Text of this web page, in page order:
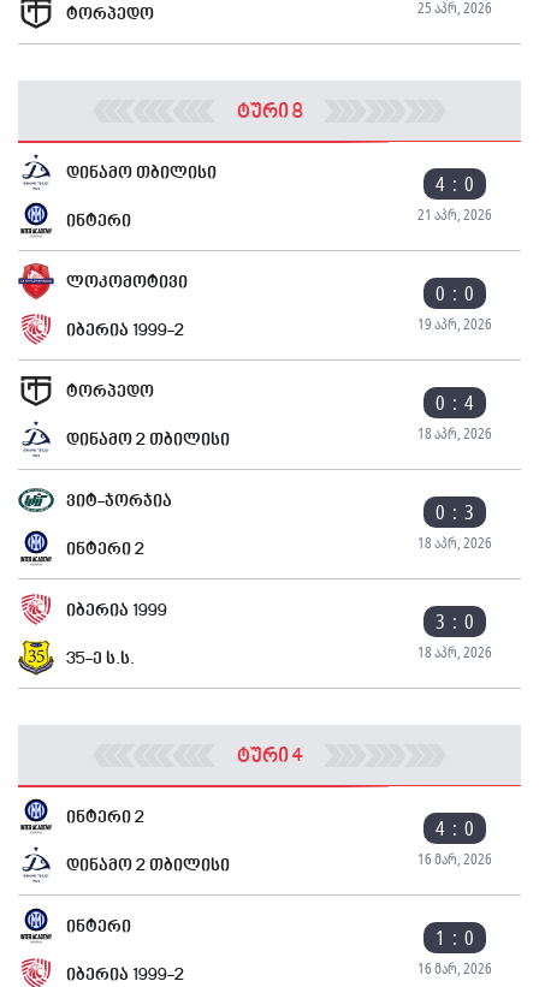
25 აპრ, 2026
ტორპედო
ტური 8
დინამო თბილისი 4 : 0
21 აპრ, 2026
ინტერი
ლოკომოტივი 0 : 0
19 აპრ, 2026
იბერია 1999-2
ტორპედო 0 : 4
18 აპრ, 2026
დინამო 2 თბილისი
ვიტ-ჯორჯია 0 : 3
18 აპრ, 2026
ინტერი 2
იბერია 1999 3 : 0
18 აპრ, 2026
35-ე ს.ს.
ტური 4
ინტერი 2 4 : 0
16 მარ, 2026
დინამო 2 თბილისი
ინტერი 1 : 0
16 მარ, 2026
იბერია 1999-2